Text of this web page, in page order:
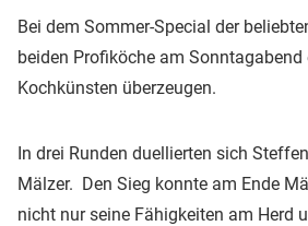
Bei dem Sommer-Special der
beiden Profiköche am Sonntagabend
Kochkünsten überzeugen.
In drei Runden duellierten sich
Mälzer. Den Sieg konnte am Ende
nicht nur seine Fähigkeiten am Herd